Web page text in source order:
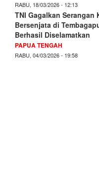
RABU, 18/03/2026 - 12:13
TNI Gagalkan Serangan
Bersenjata di
Berhasil Diselamatkan
PAPUA TENGAH
RABU, 04/03/2026 - 19:58